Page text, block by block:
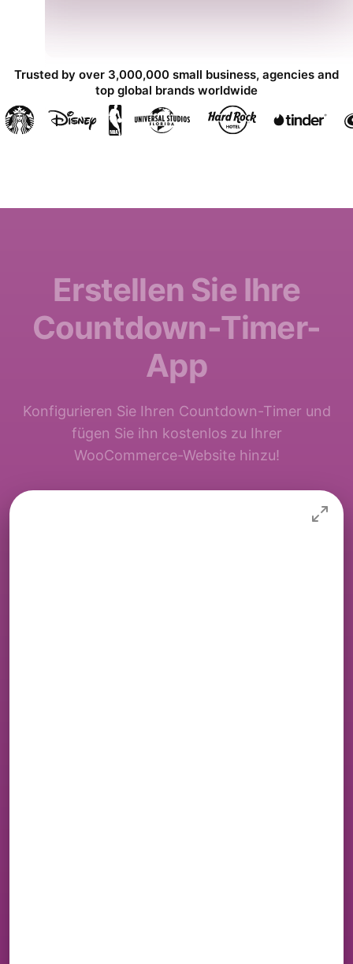
Trusted by over 3,000,000 small business, agencies and
top global brands worldwide
Erstellen Sie Ihre
Countdown-Timer-
App
Konfigurieren Sie Ihren Countdown-Timer und
fügen Sie ihn kostenlos zu Ihrer
WooCommerce-Website hinzu!